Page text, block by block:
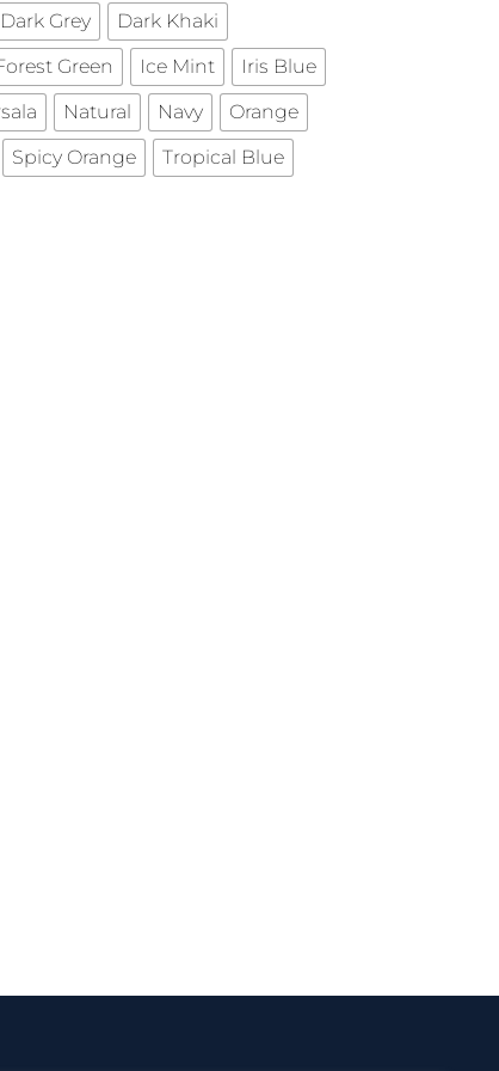
Dark Grey
Dark Khaki
Green Ice Mint
Iris Blue
Natural Navy
Orange
Spicy Orange
Tropical Blue